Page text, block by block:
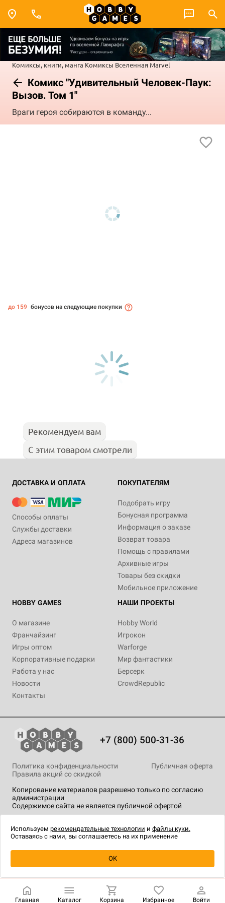
Комиксы, книги, манга Комиксы Вселенная Marvel
Комикс "Удивительный Человек-Паук:
Вызов. Том 1"
Враги героя собираются в команду...
Уведомить о наличии
до 159 бонусов на следующие покупки
Рекомендуем вам
С этим товаром смотрели
ДОСТАВКА И ОПЛАТА
Способы оплаты
Службы доставки
Адреса магазинов
ПОКУПАТЕЛЯМ
Подобрать игру
Бонусная программа
Информация о заказе
Возврат товара
Помощь с правилами
Архивные игры
Товары без скидки
Мобильное приложение
HOBBY GAMES
О магазине
Франчайзинг
Игры оптом
Корпоративные подарки
Работа у нас
Новости
Контакты
НАШИ ПРОЕКТЫ
Hobby World
Игрокон
Warforge
Мир фантастики
Берсерк
CrowdRepublic
+7 (800) 500-31-36
Копирование материалов разрешено только по согласию
администрации
Содержимое сайта не является публичной офертой
Политика конфиденциальности
Публичная оферта
Правила акций со скидкой
технологии.
Главная Каталог Корзина Избранное Войти
Используем рекомендательные технологии и файлы куки.
Оставаясь с нами, вы соглашаетесь на их применение
OK